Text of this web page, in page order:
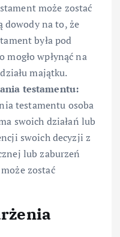
może zostać
dowody na to, że
była pod
mogło wpłynąć na
majątku.
testamentu:
testamentu osoba
swoich działań lub
swoich decyzji z
lub zaburzeń
zostać